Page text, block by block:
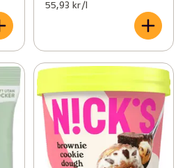
55,93 kr /l